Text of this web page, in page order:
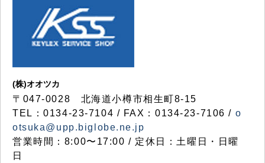
(株)オオツカ
〒047-0028 北海道小樽市相生町8-15
TEL：0134-23-7104 / FAX：0134-23-7106 / o
otsuka@upp.biglobe.ne.jp
営業時間：8:00〜17:00 / 定休日：土曜日・日曜
日